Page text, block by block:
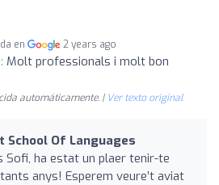
en 2 years ago
Molt professionals i molt bon
automáticamente. | Ver texto original
School Of Languages
Sofi, ha estat un plaer tenir-te
anys! Esperem veure’t aviat